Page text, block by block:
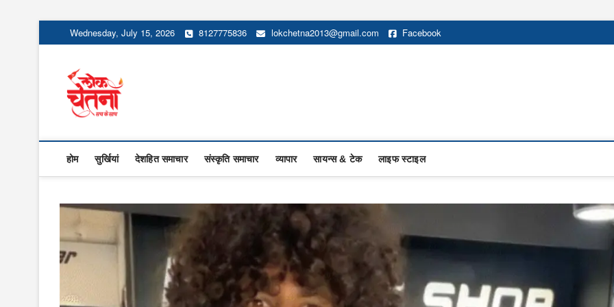
to
Wednesday, July 15, 2026 8127775836 lokchetna2013@gmail.com Facebook
होम सुर्खियां देशहित समाचार संस्कृति समाचार व्यापार सायन्स & टेक लाइफ स्टाइल